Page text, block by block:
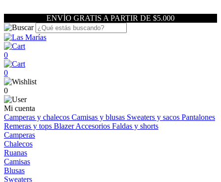
ENVÍO GRATIS A PARTIR DE $5.000
0
0
0
Mi cuenta
Camperas y chalecos Camisas y blusas Sweaters y sacos Pantalones
Remeras y tops BlazerAccesorios Faldas y shorts
Camperas
Chalecos
Ruanas
Camisas
Blusas
Sweaters